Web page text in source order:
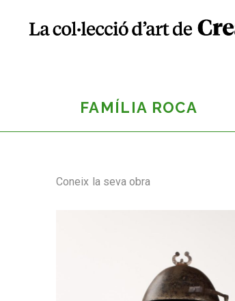
FAMÍLIA ROCA
Coneix la seva obra